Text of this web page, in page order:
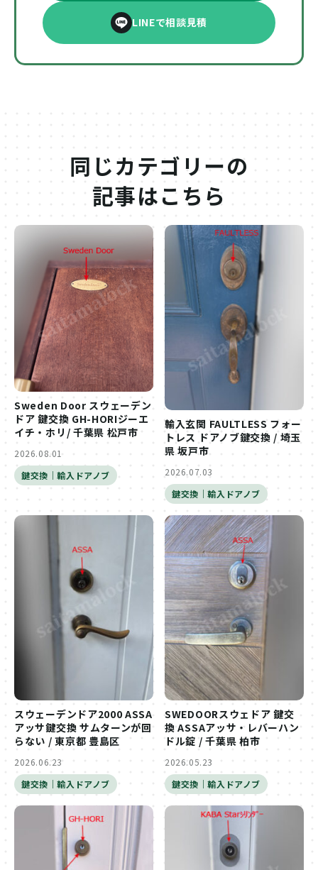
LINEで相談見積
同じカテゴリーの
記事はこちら
Sweden Door スウェーデン
ドア 鍵交換 GH-HORIジーエ
イチ・ホリ/ 千葉県 松戸市
2026.08.01
鍵交換｜輸入ドアノブ
輸入玄関 FAULTLESS フォー
トレス ドアノブ鍵交換 / 埼玉
県 坂戸市
2026.07.03
鍵交換｜輸入ドアノブ
スウェーデンドア2000 ASSA
アッサ鍵交換 サムターンが回
らない / 東京都 豊島区
2026.06.23
鍵交換｜輸入ドアノブ
SWEDOORスウェドア 鍵交
換 ASSAアッサ・レバーハン
ドル錠 / 千葉県 柏市
2026.05.23
鍵交換｜輸入ドアノブ